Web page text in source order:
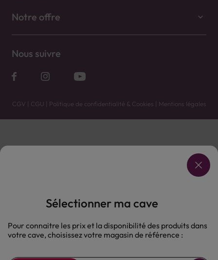
Notre offre
Nous suivre
CGV | CGU | Politique de confidentialité & Cookies | Mentions légales
Vente uniquement en caves. Contactez votre caviste pour plus de renseignements.
L'ABUS D'ALCOOL EST DANGEREUX POUR LA SANTÉ, À CONSOMMER AVEC MODÉRATION.
Sélectionner ma cave
Pour connaitre les prix et la disponibilité des produits dans
votre cave, choisissez votre magasin de référence :